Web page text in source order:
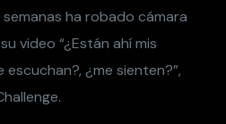
ha robado cámara
video “¿Están ahí mis
escuchan?, ¿me sienten?”,